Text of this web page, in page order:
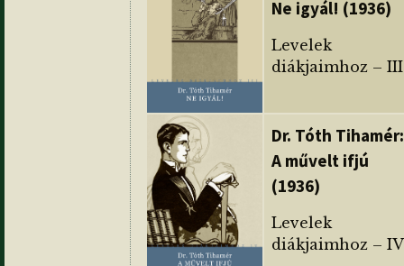
Ne igyál! (1936)
Levelek
diákjaimhoz – III
Dr. Tóth Tihamér:
A művelt ifjú
(1936)
Levelek
diákjaimhoz – IV